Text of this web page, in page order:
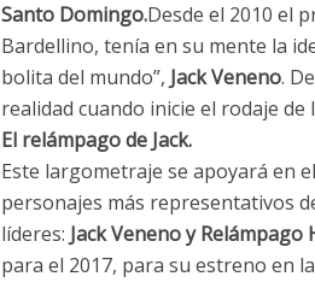
Santo Domingo.Desde el 2010 el
Bardellino, tenía en su mente la
bolita del mundo”, Jack Veneno.
realidad cuando inicie el rodaje de
El relámpago de Jack.
Este largometraje se apoyará en
personajes más representativos
líderes: Jack Veneno y Relámpago
para el 2017, para su estreno en